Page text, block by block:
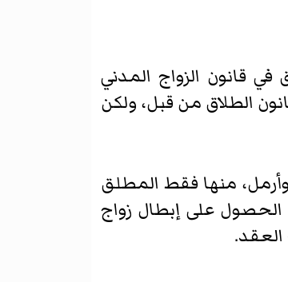
والقانون الذي أجاز الطلاق في قانون الزواج المدني
الطلاق من قبل، ولكن
منها فقط المطلق
الحصول على إبطال زواج